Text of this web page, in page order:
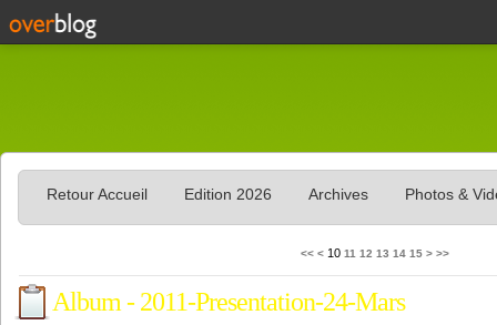
Retour Accueil Edition 2026 Archives Photos &
<< < 10 11 12 13 14 15 > >>
Album - 2011-Presentation-24-Mars